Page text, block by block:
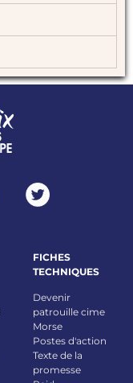
FICHES
TECHNIQUES
Devenir
patrouille cime
Morse
Postes d'action
Texte de la
promesse